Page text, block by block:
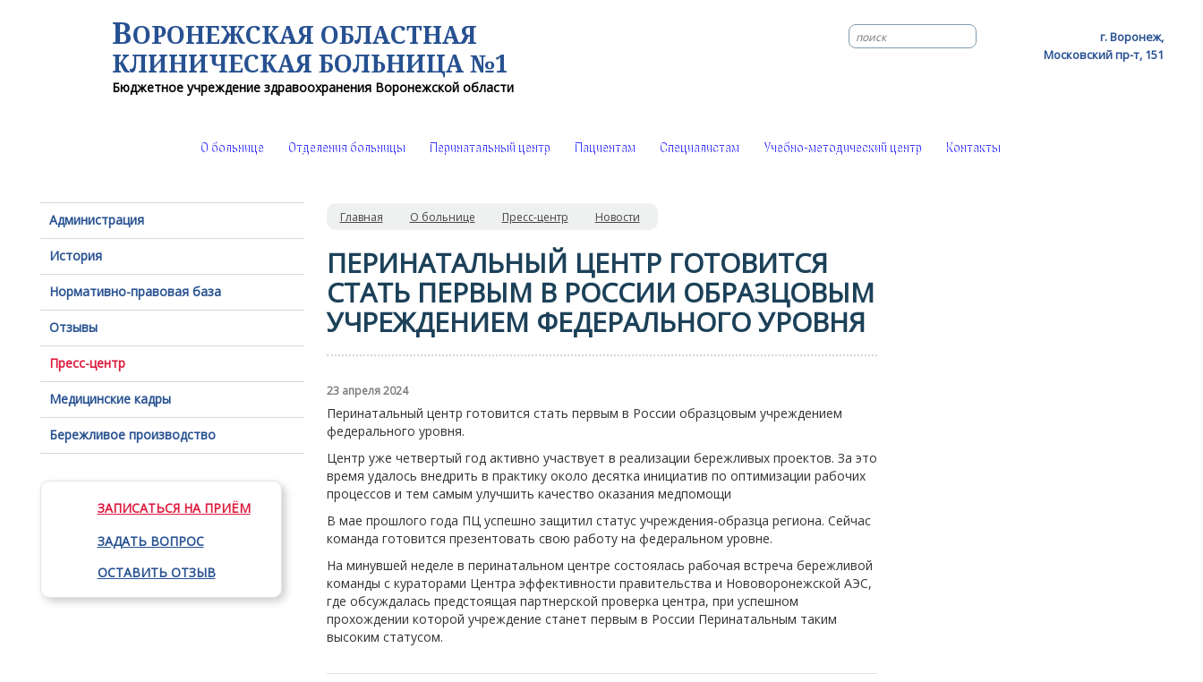
ВОРОНЕЖСКАЯ ОБЛАСТНАЯ
КЛИНИЧЕСКАЯ БОЛЬНИЦА №1
Бюджетное учреждение здравоохранения Воронежской области
г. Воронеж,
Московский пр-т, 151
О больнице Отделения больницы Перинатальный центр Пациентам Специалистам Учебно-методический центр Контакты
Администрация
История
Нормативно-правовая база
Отзывы
Пресс-центр
Медицинские кадры
Бережливое производство
ЗАПИСАТЬСЯ НА ПРИЁМ
ЗАДАТЬ ВОПРОС
ОСТАВИТЬ ОТЗЫВ
Главная О больнице Пресс-центр Новости
ПЕРИНАТАЛЬНЫЙ ЦЕНТР ГОТОВИТСЯ
СТАТЬ ПЕРВЫМ В РОССИИ ОБРАЗЦОВЫМ
УЧРЕЖДЕНИЕМ ФЕДЕРАЛЬНОГО УРОВНЯ
23 апреля 2024
Перинатальный центр готовится стать первым в России образцовым учреждением
федерального уровня.
Центр уже четвертый год активно участвует в реализации бережливых проектов. За это
время удалось внедрить в практику около десятка инициатив по оптимизации рабочих
процессов и тем самым улучшить качество оказания медпомощи
В мае прошлого года ПЦ успешно защитил статус учреждения-образца региона. Сейчас
команда готовится презентовать свою работу на федеральном уровне.
На минувшей неделе в перинатальном центре состоялась рабочая встреча бережливой
команды с кураторами Центра эффективности правительства и Нововоронежской АЭС,
где обсуждалась предстоящая партнерской проверка центра, при успешном
прохождении которой учреждение станет первым в России Перинатальным таким
высоким статусом.